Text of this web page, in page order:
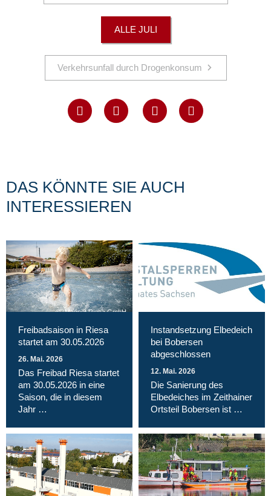
ALLE JULI
Verkehrsunfall durch Drogenkonsum
DAS KÖNNTE SIE AUCH
INTERESSIEREN
Magnet Riesa GmbH
Freibadsaison in Riesa
startet am 30.05.2026
26. Mai. 2026
Das Freibad Riesa startet
am 30.05.2026 in eine
Saison, die in diesem
Jahr …
Instandsetzung Elbedeich
bei Bobersen
abgeschlossen
12. Mai. 2026
Die Sanierung des
Elbedeiches im Zeithainer
Ortsteil Bobersen ist …